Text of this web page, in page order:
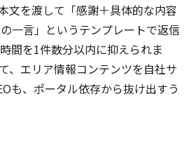
文を渡して「感謝＋具体的な内容
一言」というテンプレートで返信
間を1件数分以内に抑えられま
、エリア情報コンテンツを自社サ
も、ポータル依存から抜け出すう